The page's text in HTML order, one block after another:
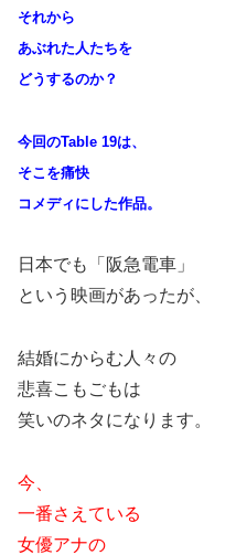
それから
あぶれた人たちを
どうするのか？
今回のTable 19は、
そこを痛快
コメディにした作品。
日本でも「阪急電車」
という映画があったが、
結婚にからむ人々の
悲喜こもごもは
笑いのネタになります。
今、
一番さえている
女優アナの